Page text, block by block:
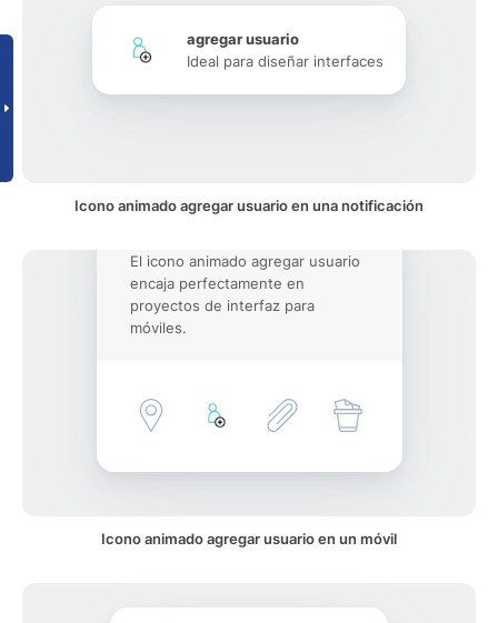
agregar usuario
Ideal para diseñar interfaces
Icono animado agregar usuario en una notificación
El icono animado agregar usuario
encaja perfectamente en
proyectos de interfaz para
móviles.
Icono animado agregar usuario en un móvil